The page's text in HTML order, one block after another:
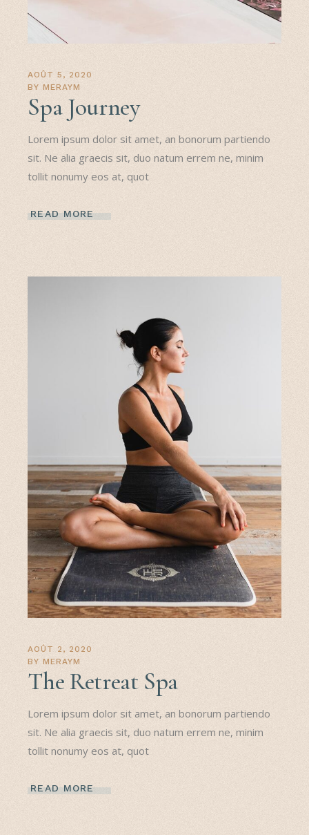
AOÛT 5, 2020
BY MERAYM
Spa Journey
Lorem ipsum dolor sit amet, an bonorum partiendo
sit. Ne alia graecis sit, duo natum errem ne, minim
tollit nonumy eos at, quot
READ MORE
AOÛT 2, 2020
BY MERAYM
The Retreat Spa
Lorem ipsum dolor sit amet, an bonorum partiendo
sit. Ne alia graecis sit, duo natum errem ne, minim
tollit nonumy eos at, quot
READ MORE